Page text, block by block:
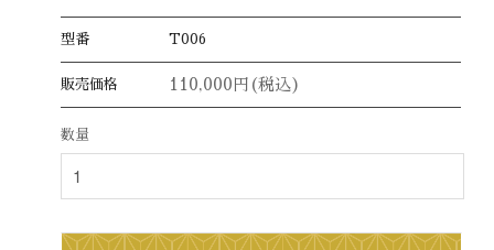
型番 T006
販売価格 110,000円(税込)
数量